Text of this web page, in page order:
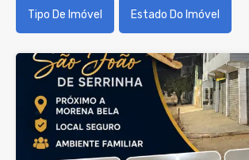
Tipo De Imóvel Estado Do Imóvel